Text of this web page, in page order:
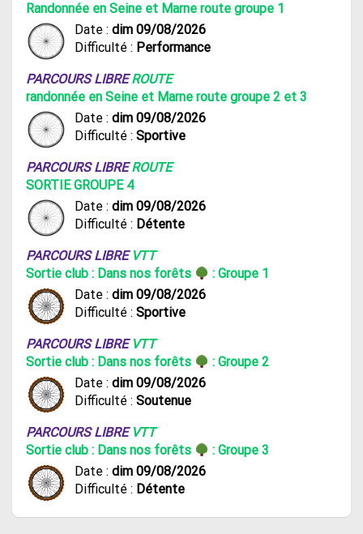
Randonnée en Seine et Marne route groupe 1
Date : dim 09/08/2026
Difficulté : Performance
PARCOURS LIBREROUTE
randonnée en Seine et Marne route groupe 2 et 3
Date : dim 09/08/2026
Difficulté : Sportive
PARCOURS LIBREROUTE
SORTIE GROUPE 4
Date : dim 09/08/2026
Difficulté : Détente
PARCOURS LIBRE VTT
Sortie club : Dans nos forêts
: Groupe 1
Date : dim 09/08/2026
Difficulté : Sportive
PARCOURS LIBRE VTT
Sortie club : Dans nos forêts
: Groupe 2
Date : dim 09/08/2026
Difficulté : Soutenue
PARCOURS LIBRE VTT
Sortie club : Dans nos forêts
: Groupe 3
Date : dim 09/08/2026
Difficulté : Détente